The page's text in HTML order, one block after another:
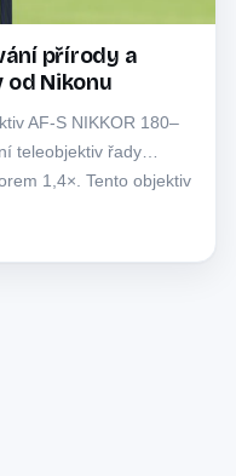
přírody a
Nikonu
AF-S NIKKOR 180–
teleobjektiv řady
1,4×. Tento objektiv